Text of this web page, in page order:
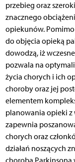
przebieg oraz
znacznego
opiekunów.
do objęcia opieką
dowodzą, iż
pozwala na
życia chorych i ich
choroby oraz jej
elementem
planowania opieki z
zapewnia
chorych oraz
działań noszących